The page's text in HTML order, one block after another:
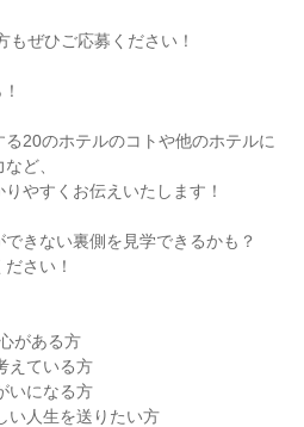
ぜひご応募ください！
20のホテルのコトや他のホテルに
ど、
やすくお伝えいたします！
きない裏側を見学できるかも？
さい！
がある方
えている方
いになる方
い人生を送りたい方